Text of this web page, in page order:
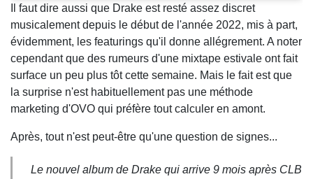
Il faut dire aussi que Drake est resté assez discret
musicalement depuis le début de l'année 2022, mis à part,
évidemment, les featurings qu'il donne allégrement. A noter
cependant que des rumeurs d'une mixtape estivale ont fait
surface un peu plus tôt cette semaine. Mais le fait est que
la surprise n'est habituellement pas une méthode
marketing d'OVO qui préfère tout calculer en amont.
Après, tout n'est peut-être qu'une question de signes...
Le nouvel album de Drake qui arrive 9 mois après CLB